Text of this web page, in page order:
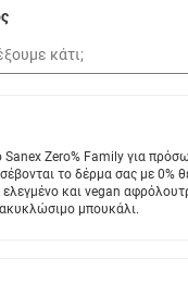
Zero% Family για
το δέρμα σας με 0%
και vegan
μπουκάλι.